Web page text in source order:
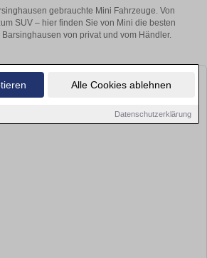
Alle Cookies ablehnen
Datenschutzerklärung
gebrauchte Mini Fahrzeuge. Von
SUV – hier finden Sie von Mini die besten
von privat und vom Händler.